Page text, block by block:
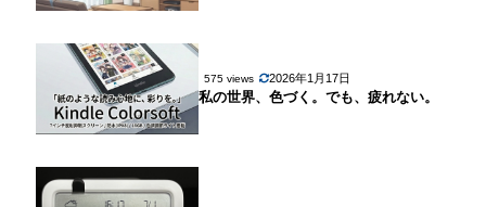
575 views 2026年1月17日
私の世界、色づく。でも、疲れない。